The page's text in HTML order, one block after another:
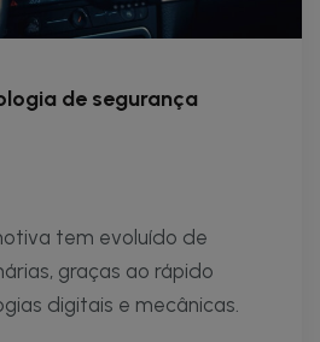
de segurança
tem evoluído de
graças ao rápido
digitais e mecânicas.